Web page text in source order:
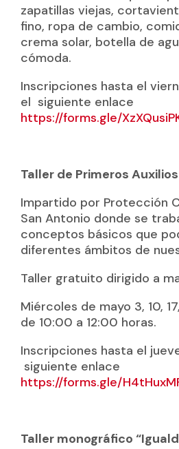
zapatillas viejas,
fino, ropa de cambio,
crema solar, botella de
cómoda.
Inscripciones hasta el
el siguiente enlace
https://forms.gle/
Taller de Primeros
Impartido por Protección
San Antonio donde se
conceptos básicos que
diferentes ámbitos de
Taller gratuito dirigido a
Miércoles de mayo 3, 10,
de 10:00 a 12:00 horas.
Inscripciones hasta el
siguiente enlace
https://forms.gle/
Taller monográfico